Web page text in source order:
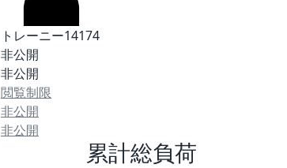
トレーニー14174
非公開
非公開
閲覧制限
非公開
非公開
累計総負荷